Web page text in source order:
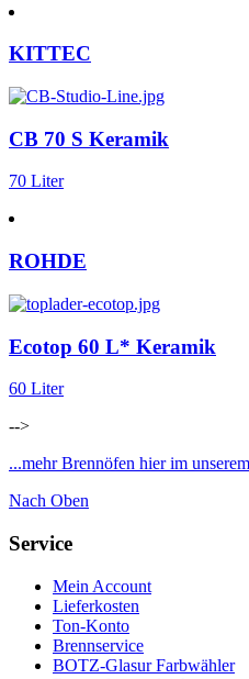
KITTEC
CB 70 S Keramik
70 Liter
ROHDE
Ecotop 60 L* Keramik
60 Liter
-->
...mehr Brennöfen hier im
Nach Oben
Service
Mein Account
Lieferkosten
Ton-Konto
Brennservice
BOTZ-Glasur Farbwähler